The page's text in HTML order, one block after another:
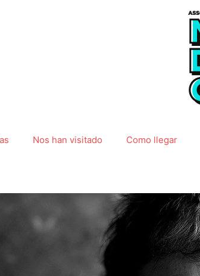
Nos han visitado Como llegar